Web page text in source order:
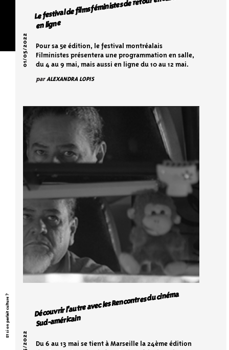
Et si on parlait culture ?
Le festival de films féministes de retour en salle et
en ligne
01/05/2022
Pour sa 5e édition, le festival montréalais
Filministes présentera une programmation en salle,
du 4 au 9 mai, mais aussi en ligne du 10 au 12 mai.
parALEXANDRA LOPIS
Découvrir l’autre avec les Rencontres du cinéma
Sud-américain
Du 6 au 13 mai se tient à Marseille la 24ème édition